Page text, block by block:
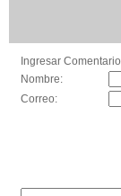
Ingresar
Nombre:
Correo: